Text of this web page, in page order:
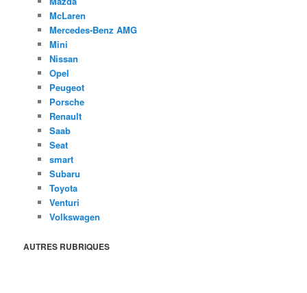
McLaren
Mercedes-Benz AMG
Mini
Nissan
Opel
Peugeot
Porsche
Renault
Saab
Seat
smart
Subaru
Toyota
Venturi
Volkswagen
AUTRES RUBRIQUES